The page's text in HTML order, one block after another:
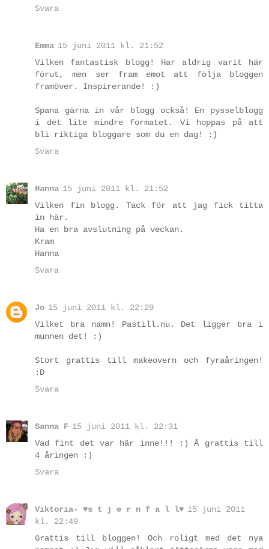
Svara
Emma 15 juni 2011 kl. 21:52
Vilken fantastisk blogg! Har aldrig varit här
förut, men ser fram emot att följa bloggen
framöver. Inspirerande! :)
Spana gärna in vår blogg också! En pysselblogg
i det lite mindre formatet. Vi hoppas på att
bli riktiga bloggare som du en dag! :)
Svara
Hanna 15 juni 2011 kl. 21:52
Vilken fin blogg. Tack för att jag fick titta
in här.
Ha en bra avslutning på veckan.
Kram
Hanna
Svara
Jo 15 juni 2011 kl. 22:29
Vilket bra namn! Pastill.nu. Det ligger bra i
munnen det! :)
Stort grattis till makeovern och fyraåringen!
:D
Svara
Sanna F 15 juni 2011 kl. 22:31
Vad fint det var här inne!!! :) Å grattis till
4 åringen :)
Svara
Viktoria- ♥s t j e r n f a l l♥ 15 juni 2011
kl. 22:49
Grattis till bloggen! Och roligt med det nya